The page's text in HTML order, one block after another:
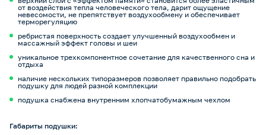
от воздействия тепла человеческого тела, дарит ощущение
невесомости, не препятствует воздухообмену и обеспечивает
терморегуляцию
ребристая поверхность создает улучшенный воздухообмен и
массажный эффект головы и шеи
уникальное трехкомпонентное сочетание для качественного сна и
отдыха
наличие нескольких типоразмеров позволяет правильно подобрать
подушку для людей разной комплекции
подушка снабжена внутренним хлопчатобумажным чехлом
Габариты подушки: